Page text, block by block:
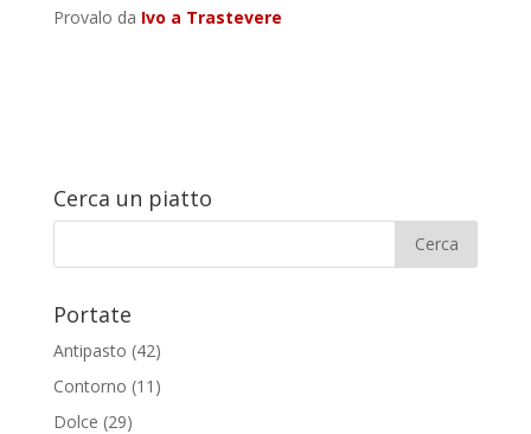
Provalo da Ivo a Trastevere
Cerca un piatto
Portate
Antipasto (42)
Contorno (11)
Dolce (29)